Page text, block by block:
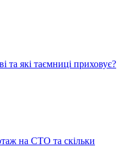
та які таємниці приховує?
на СТО та скільки